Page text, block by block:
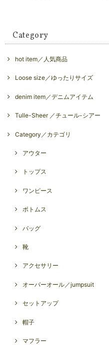
Category
hot item／人気商品
Loose size／ゆったりサイズ
denim item／デニムアイテム
Tulle-Sheer ／チュール-シアー
Category／カテゴリ
アウター
トップス
ワンピース
ボトムス
バッグ
靴
アクセサリー
オーバーオール／jumpsuit
セットアップ
帽子
マフラー